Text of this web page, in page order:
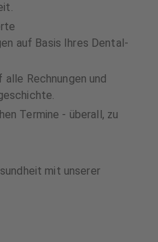
auf Basis Ihres Dental-
Rechnungen und
Termine - überall, zu
mit unserer